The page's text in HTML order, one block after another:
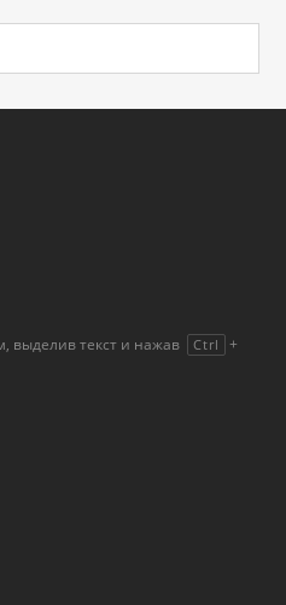
выделив текст и нажав Ctrl +